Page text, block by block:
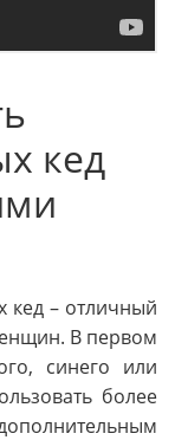
кед
кед – отличный
В первом
синего или
более